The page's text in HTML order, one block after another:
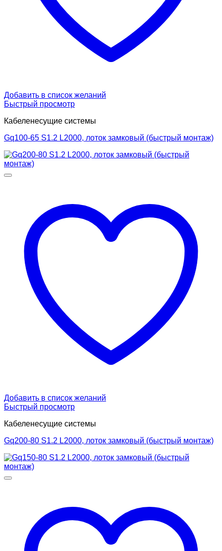
Добавить в список желаний
Быстрый просмотр
Кабеленесущие системы
Gq100-65 S1.2 L2000, лоток замковый (быстрый монтаж)
Добавить в список желаний
Быстрый просмотр
Кабеленесущие системы
Gq200-80 S1.2 L2000, лоток замковый (быстрый монтаж)